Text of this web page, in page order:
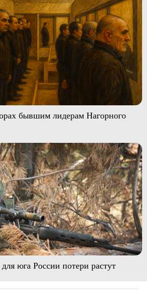
бывшим лидерам Нагорного
юга России потери растут